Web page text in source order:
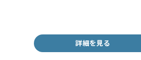
詳細を見る